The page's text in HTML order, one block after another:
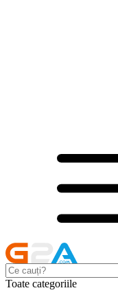
Toate categoriile